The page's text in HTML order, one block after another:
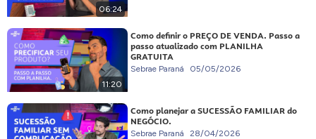
06:24
11:20
Como definir o PREÇO DE VENDA. Passo a
passo atualizado com PLANILHA
GRATUITA
Sebrae Paraná 05/05/2026
Como planejar a SUCESSÃO FAMILIAR do
NEGÓCIO.
Sebrae Paraná 28/04/2026